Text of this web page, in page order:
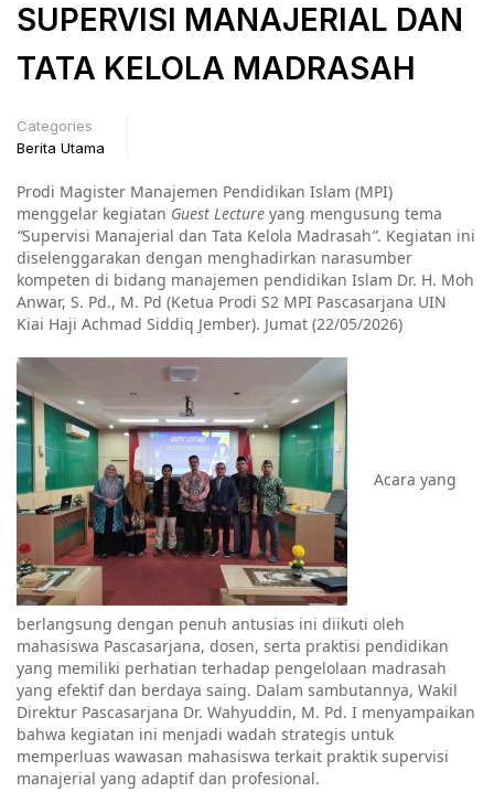
SUPERVISI MANAJERIAL DAN
TATA KELOLA MADRASAH
Categories
Berita Utama
Prodi Magister Manajemen Pendidikan Islam (MPI)
menggelar kegiatan Guest Lecture yang mengusung tema
“Supervisi Manajerial dan Tata Kelola Madrasah”. Kegiatan ini
diselenggarakan dengan menghadirkan narasumber
kompeten di bidang manajemen pendidikan Islam Dr. H. Moh
Anwar, S. Pd., M. Pd (Ketua Prodi S2 MPI Pascasarjana UIN
Kiai Haji Achmad Siddiq Jember). Jumat (22/05/2026)
Acara yang
berlangsung dengan penuh antusias ini diikuti oleh
mahasiswa Pascasarjana, dosen, serta praktisi pendidikan
yang memiliki perhatian terhadap pengelolaan madrasah
yang efektif dan berdaya saing. Dalam sambutannya, Wakil
Direktur Pascasarjana Dr. Wahyuddin, M. Pd. I menyampaikan
bahwa kegiatan ini menjadi wadah strategis untuk
memperluas wawasan mahasiswa terkait praktik supervisi
manajerial yang adaptif dan profesional.